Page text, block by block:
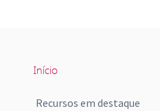
Início
Recursos em destaque